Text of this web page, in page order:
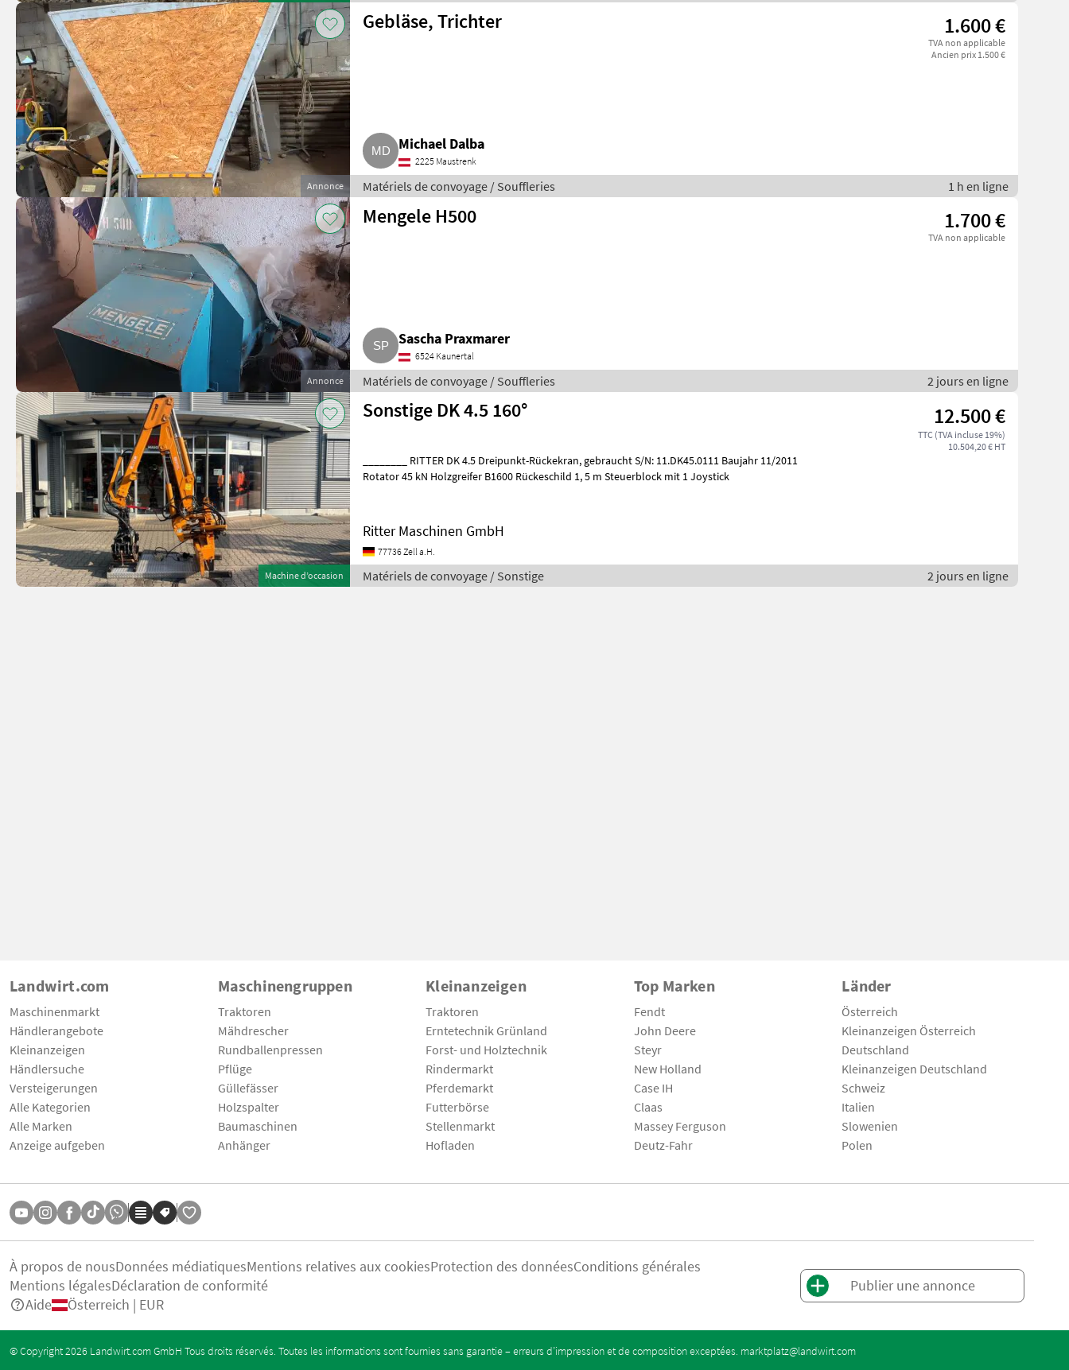
Annonce
Gebläse, Trichter 1.600 €
TVA non applicable
Ancien prix 1.500 €
Michael Dalba
2225 Maustrenk
Matériels de convoyage / Souffleries 1 h en ligne
Annonce
Mengele H500 1.700 €
TVA non applicable
Sascha Praxmarer
6524 Kaunertal
Matériels de convoyage / Souffleries 2 jours en ligne
Machine d’occasion
Sonstige DK 4.5 160° 12.500 €
TTC (TVA incluse 19%)
10.504,20 € HT
________ RITTER DK 4.5 Dreipunkt-Rückekran, gebraucht S/N: 11.DK45.0111 Baujahr 11/2011
Rotator 45 kN Holzgreifer B1600 Rückeschild 1, 5 m Steuerblock mit 1 Joystick
Ritter Maschinen GmbH
77736 Zell a.H.
Matériels de convoyage / Sonstige 2 jours en ligne
Landwirt.com
Maschinenmarkt
Händlerangebote
Kleinanzeigen
Händlersuche
Versteigerungen
Alle Kategorien
Alle Marken
Anzeige aufgeben
Maschinengruppen
Traktoren
Mähdrescher
Rundballenpressen
Pflüge
Güllefässer
Holzspalter
Baumaschinen
Anhänger
Kleinanzeigen
Traktoren
Erntetechnik Grünland
Forst- und Holztechnik
Rindermarkt
Pferdemarkt
Futterbörse
Stellenmarkt
Hofladen
Top Marken
Fendt
John Deere
Steyr
New Holland
Case IH
Claas
Massey Ferguson
Deutz-Fahr
Länder
Österreich
Kleinanzeigen Österreich
Deutschland
Kleinanzeigen Deutschland
Schweiz
Italien
Slowenien
Polen
À propos de nousDonnées médiatiquesMentions relatives aux cookiesProtection des donnéesConditions générales
Mentions légalesDéclaration de conformité
Aide
Österreich | EUR
Publier une annonce
© Copyright 2026 Landwirt.com GmbH Tous droits réservés. Toutes les informations sont fournies sans garantie – erreurs d’impression et de composition exceptées. marktplatz@landwirt.com